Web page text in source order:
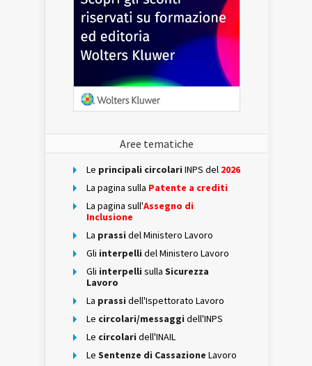
Aree tematiche
Le principali circolari INPS del 2026
La pagina sulla Patente a crediti
La pagina sull'Assegno di
Inclusione
La prassi del Ministero Lavoro
Gli interpelli del Ministero Lavoro
Gli interpelli sulla Sicurezza
Lavoro
La prassi dell'Ispettorato Lavoro
Le circolari/messaggi dell'INPS
Le circolari dell'INAIL
Le Sentenze di Cassazione Lavoro